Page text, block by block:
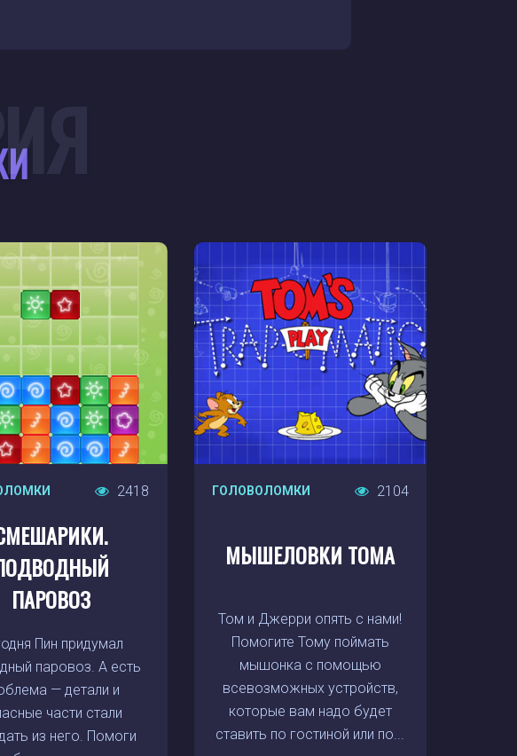
2418
ПАРОВОЗ
Пин придумал
паровоз. А есть
— детали и
части стали
из него. Помоги
ГОЛОВОЛОМКИ 2104
МЫШЕЛОВКИ ТОМА
Том и Джерри опять с нами!
Помогите Тому поймать
мышонка с помощью
всевозможных устройств,
которые вам надо будет
ставить по гостиной или по...